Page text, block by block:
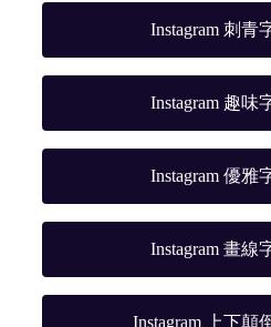
Instagram 刺青
Instagram 趣味
Instagram 優雅
Instagram 畫線
Instagram 上下顛